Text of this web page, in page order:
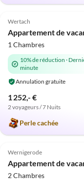
5.0 (17)
Wertach
1 Chambres
10% de réduction ·
minute
Annulation gratuite
1 252,- €
2 voyageurs / 7 Nuits
Perle cachée
4.8 (7)
Wernigerode
2 Chambres